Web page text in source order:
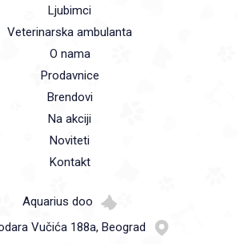
Ljubimci
Veterinarska ambulanta
O nama
Prodavnice
Brendovi
Na akciji
Noviteti
Kontakt
Aquarius doo
Vučića 188a, Beograd